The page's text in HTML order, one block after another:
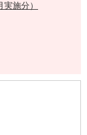
施分）